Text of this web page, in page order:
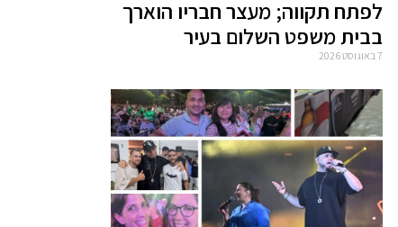
לפתח תקווה; מעצר חבריו הוארך
בבית משפט השלום בעיר
7 באוגוסט 2026